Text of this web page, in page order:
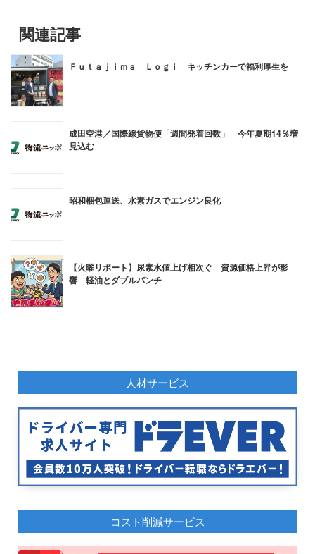
関連記事
Ｆｕｔａｊｉｍａ Ｌｏｇｉ キッチンカーで福利厚生を
成田空港／国際線貨物便「週間発着回数」 今年夏期14％増
見込む
昭和梱包運送、水素ガスでエンジン良化
【火曜リポート】尿素水値上げ相次ぐ 資源価格上昇が影
響 軽油とダブルパンチ
人材サービス
コスト削減サービス